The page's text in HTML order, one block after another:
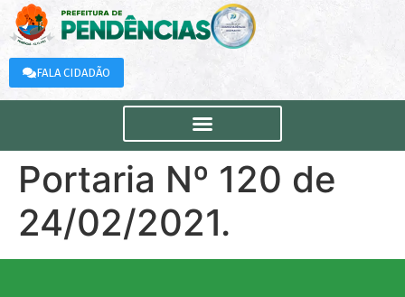
FALA CIDADÃO
Portaria Nº 120 de
24/02/2021.